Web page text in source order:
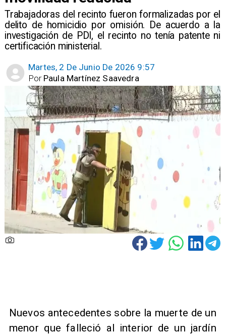
Trabajadoras del recinto fueron formalizadas por el
delito de homicidio por omisión. De acuerdo a la
investigación de PDI, el recinto no tenía patente ni
certificación ministerial.
Martes, 2 De Junio De 2026 9:57
Paula Martínez Saavedra
Por
Nuevos antecedentes sobre la muerte de un
menor que falleció al interior de un jardín